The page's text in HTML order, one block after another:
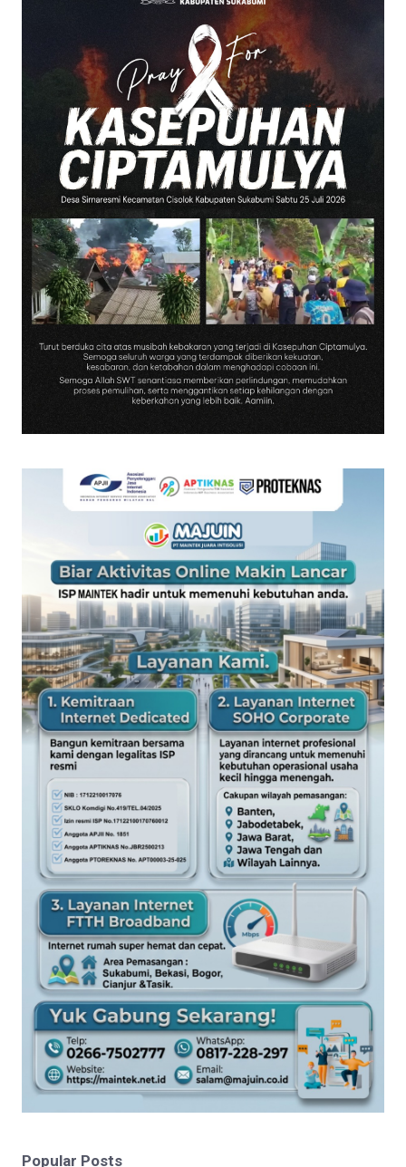
Popular Posts